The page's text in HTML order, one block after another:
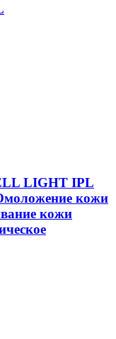
LIGHT IPL
кожи
кожи